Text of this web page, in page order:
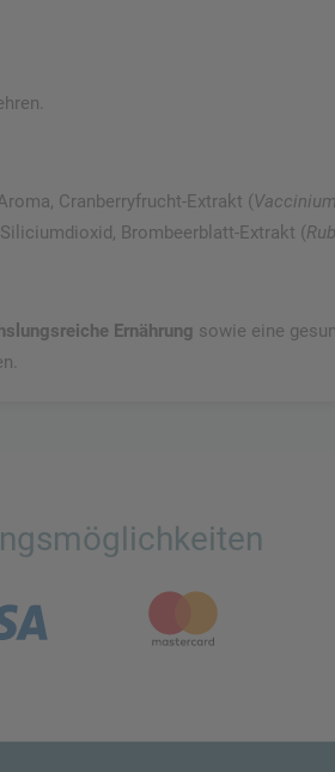
Cranberryfrucht-Extrakt (
Brombeerblatt-Extrakt (
Ernährung sowie eine